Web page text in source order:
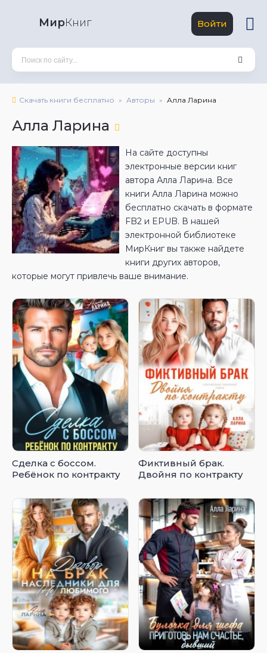
МирКниг Войти
Скачать книги бесплатно Авторы Алла Ларина
Алла Ларина
На сайте доступны
электронные версии книг
автора Алла Ларина. Все
книги Алла Ларина можно
бесплатно скачать в формате
FB2 и EPUB. В нашей
электронной библиотеке
МирКниг вы также найдете
книги других авторов,
которые могут привлечь ваше внимание.
Сделка с боссом.
Ребёнок по контракту
Фиктивный брак.
Двойня по контракту